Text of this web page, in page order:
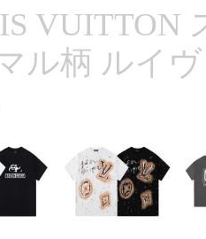
VUITTON
ル柄 ルイ